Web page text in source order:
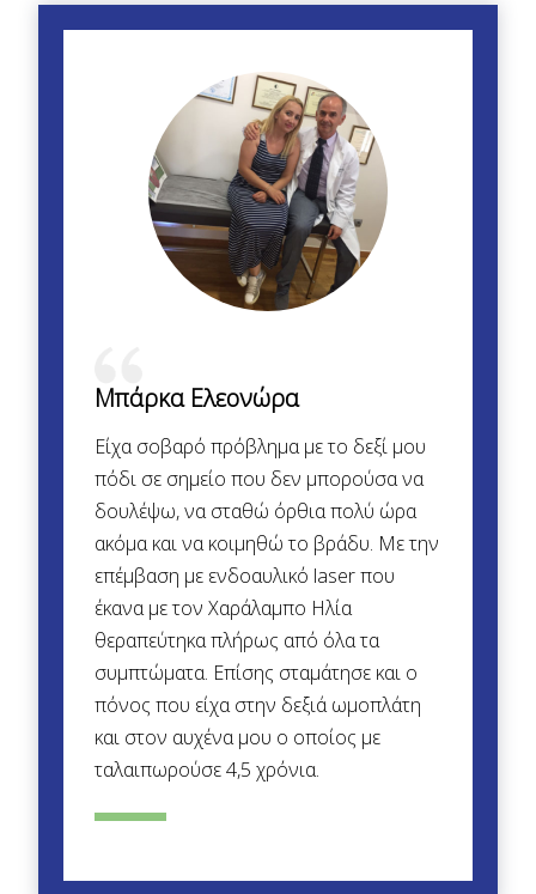
Μπάρκα Ελεονώρα
Είχα σοβαρό πρόβλημα με το δεξί μου
πόδι σε σημείο που δεν μπορούσα να
δουλέψω, να σταθώ όρθια πολύ ώρα
ακόμα και να κοιμηθώ το βράδυ. Με την
επέμβαση με ενδοαυλικό laser που
έκανα με τον Χαράλαμπο Ηλία
θεραπεύτηκα πλήρως από όλα τα
συμπτώματα. Επίσης σταμάτησε και ο
πόνος που είχα στην δεξιά ωμοπλάτη
και στον αυχένα μου ο οποίος με
ταλαιπωρούσε 4,5 χρόνια.